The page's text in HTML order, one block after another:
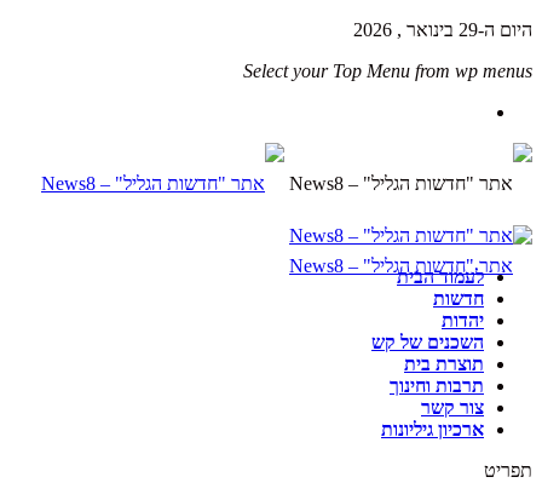
היום ה-29 בינואר , 2026
Select your Top Menu from wp menus
לעמוד הבית
חדשות
יהדות
השכנים של קש
תוצרת בית
תרבות וחינוך
צור קשר
ארכיון גיליונות
תפריט